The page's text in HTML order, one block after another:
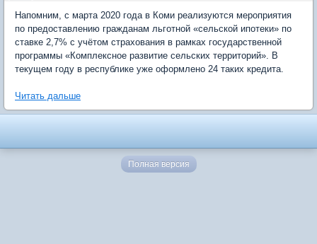
Напомним, с марта 2020 года в Коми реализуются мероприятия
по предоставлению гражданам льготной «сельской ипотеки» по
ставке 2,7% с учётом страхования в рамках государственной
программы «Комплексное развитие сельских территорий». В
текущем году в республике уже оформлено 24 таких кредита.
Читать дальше
Полная версия